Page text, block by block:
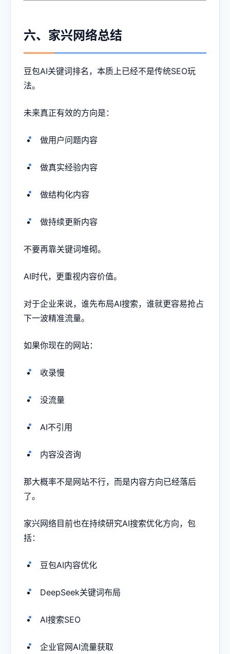
六、家兴网络总结
豆包AI关键词排名，本质上已经不是传统SEO玩
法。
未来真正有效的方向是：
做用户问题内容
做真实经验内容
做结构化内容
做持续更新内容
不要再靠关键词堆砌。
AI时代，更重视内容价值。
对于企业来说，谁先布局AI搜索，谁就更容易抢占
下一波精准流量。
如果你现在的网站：
收录慢
没流量
AI不引用
内容没咨询
那大概率不是网站不行，而是内容方向已经落后
了。
家兴网络目前也在持续研究AI搜索优化方向，包
括：
豆包AI内容优化
DeepSeek关键词布局
AI搜索SEO
企业官网AI流量获取